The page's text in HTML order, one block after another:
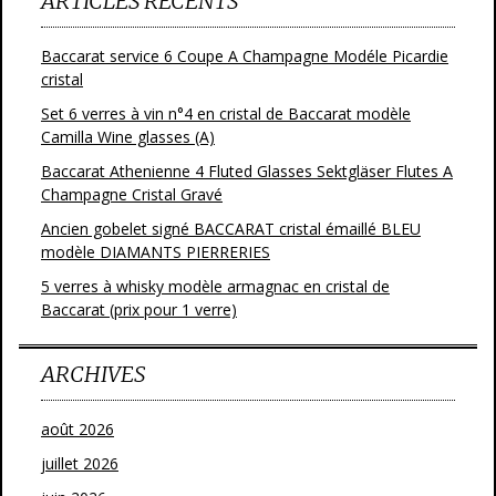
Baccarat service 6 Coupe A Champagne Modéle Picardie
cristal
Set 6 verres à vin n°4 en cristal de Baccarat modèle
Camilla Wine glasses (A)
Baccarat Athenienne 4 Fluted Glasses Sektgläser Flutes A
Champagne Cristal Gravé
Ancien gobelet signé BACCARAT cristal émaillé BLEU
modèle DIAMANTS PIERRERIES
5 verres à whisky modèle armagnac en cristal de
Baccarat (prix pour 1 verre)
ARCHIVES
août 2026
juillet 2026